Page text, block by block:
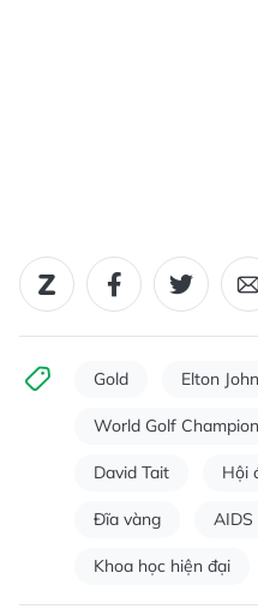
Gold Elton John
World Golf
David Tait Hội
Đĩa vàng AIDS
Khoa học hiện đại